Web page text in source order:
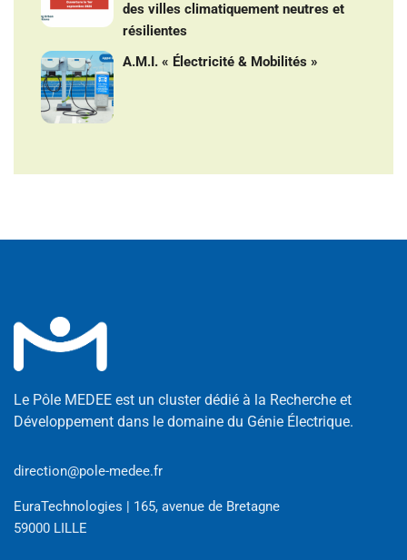
des villes climatiquement neutres et
résilientes
A.M.I. « Électricité & Mobilités »
Le Pôle MEDEE est un cluster dédié à la Recherche et
Développement dans le domaine du Génie Électrique.
direction@pole-medee.fr
EuraTechnologies | 165, avenue de Bretagne
59000 LILLE